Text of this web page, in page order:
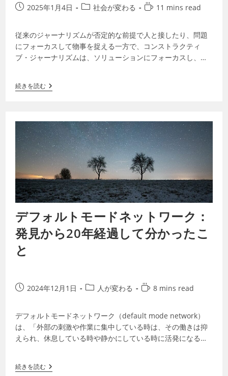
2025年1月4日 社会が変わる 11 mins read
従来のジャーナリズムが否定的な前提で人と接したり、問題
にフォーカスして物事を捉える一方で、コンストラクティ
ブ・ジャーナリズムは、ソリューションにフォーカスし、民
続きを読む
デフォルトモードネットワーク：
発見から20年経過して分かったこ
と
2024年12月1日 人が変わる 8 mins read
デフォルトモードネットワーク（default mode network）
は、「外部の刺激や作業に集中している時は、その働きは抑
えられ、休息している時や静かにしている時に活発になる」
続きを読む